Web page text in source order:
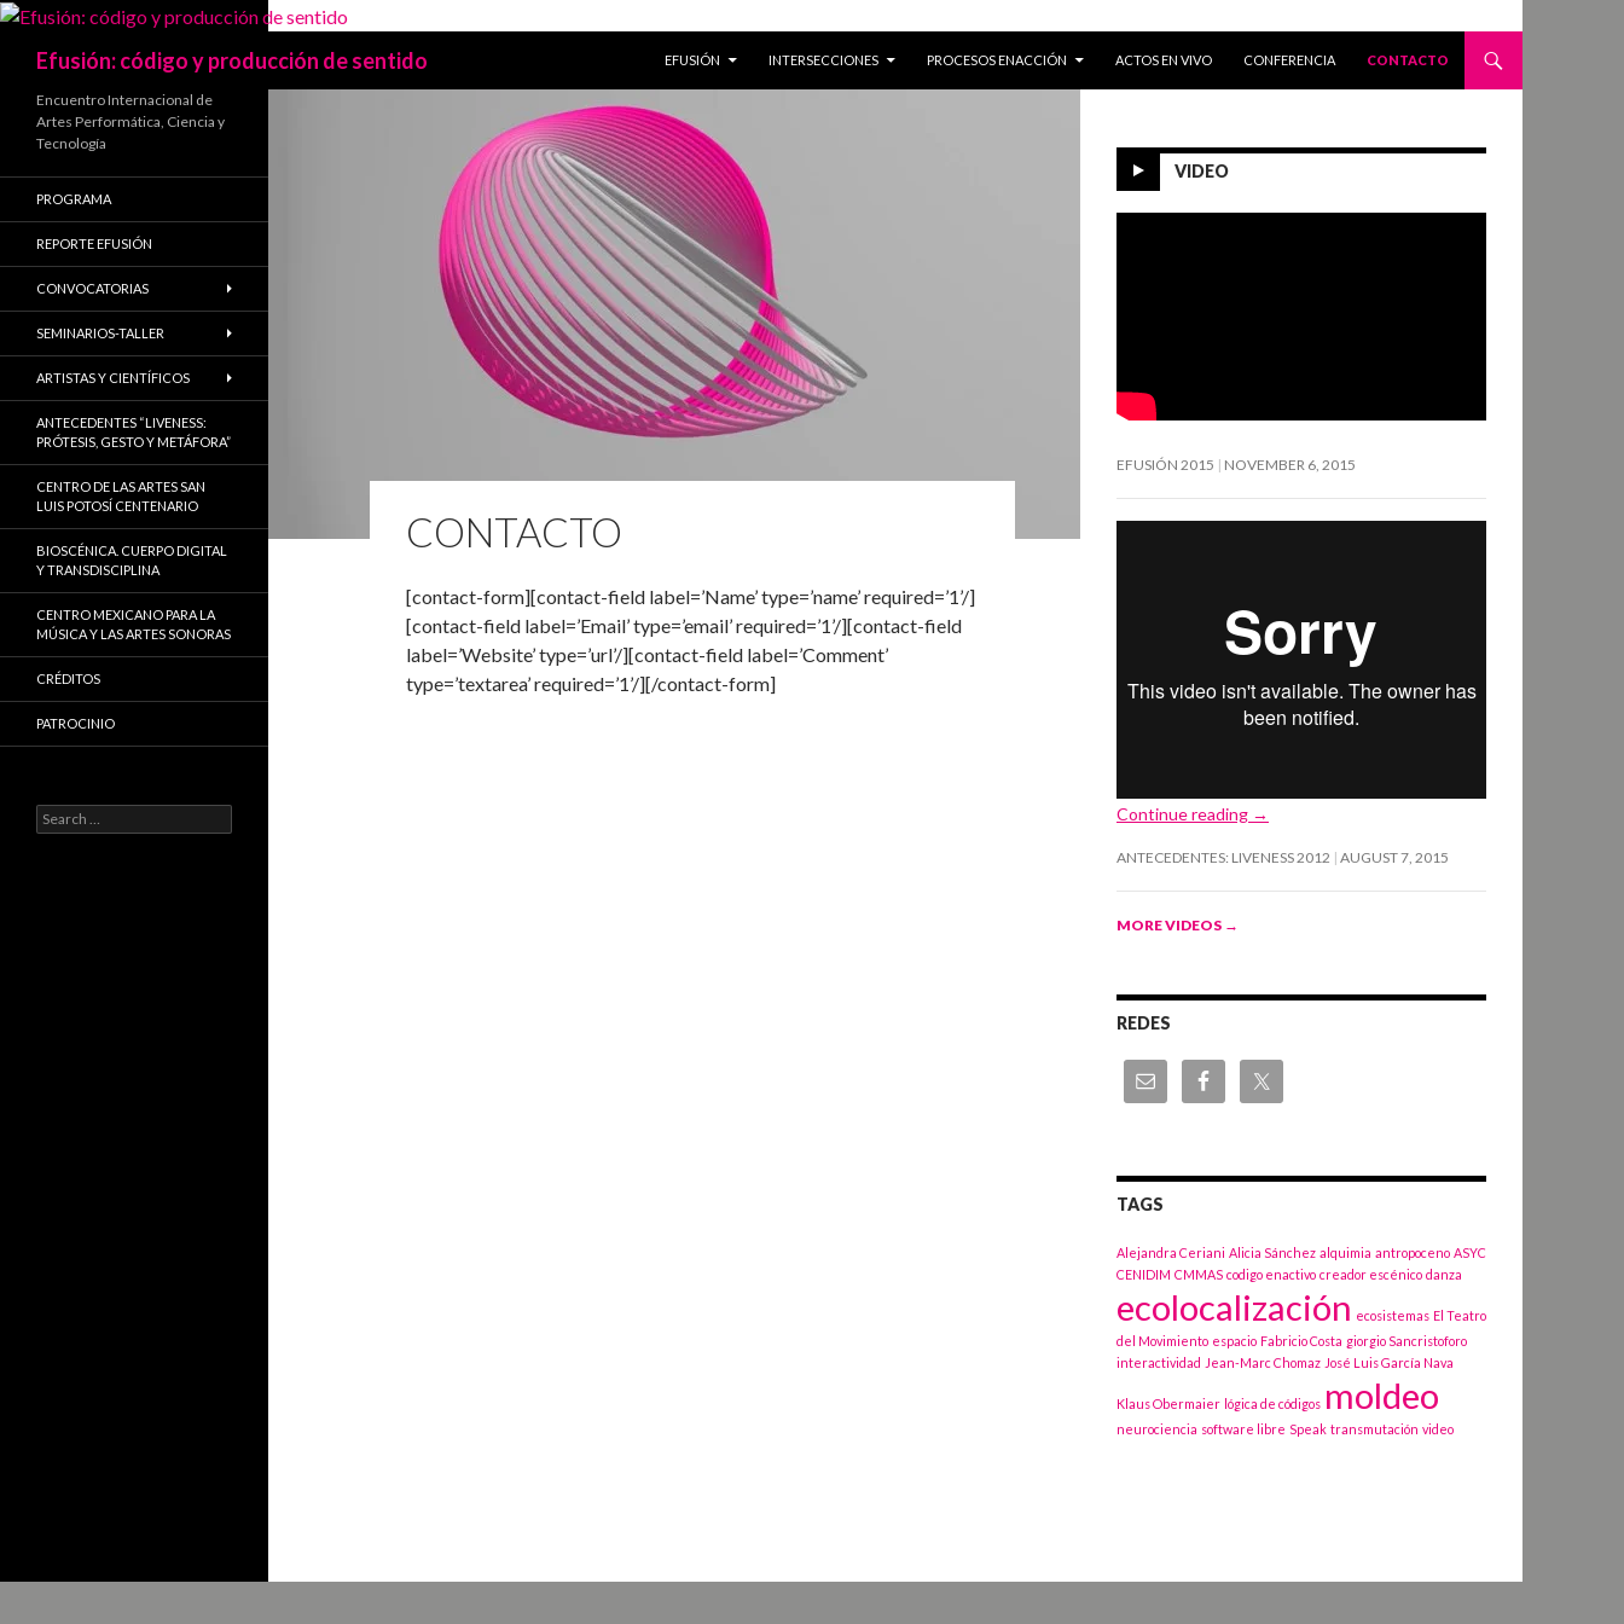
Efusión: código y producción de sentido
EFUSIÓN
INTERSECCIONES PROCESOS ENACCIÓN ACTOS EN VIVO CONFERENCIA CONTACTO
CONTACTO
[contact-form][contact-field label=’Name’ type=’name’ required=’1’/]
[contact-field label=’Email’ type=’email’ required=’1’/][contact-field
label=’Website’ type=’url’/][contact-field label=’Comment’
type=’textarea’ required=’1’/][/contact-form]
VIDEO
EFUSIÓN 2015 NOVEMBER 6, 2015
Continue reading →
ANTECEDENTES: LIVENESS 2012 AUGUST 7, 2015
MORE VIDEOS →
REDES
TAGS
Alejandra Ceriani Alicia Sánchez alquimia antropoceno ASYC
CENIDIM CMMAS codigo enactivo creador escénico danza
ecolocalización ecosistemas El Teatro
del Movimiento espacio Fabricio Costa giorgio Sancristoforo
interactividad Jean-Marc Chomaz José Luis García Nava
Klaus Obermaier lógica de códigos moldeo
neurociencia software libre Speak transmutación video
Encuentro Internacional de
Artes Performática, Ciencia y
Tecnología
PROGRAMA
REPORTE EFUSIÓN
CONVOCATORIAS
SEMINARIOS-TALLER
ARTISTAS Y CIENTÍFICOS
ANTECEDENTES “LIVENESS:
PRÓTESIS, GESTO Y METÁFORA”
CENTRO DE LAS ARTES SAN
LUIS POTOSÍ CENTENARIO
BIOSCÉNICA. CUERPO DIGITAL
Y TRANSDISCIPLINA
CENTRO MEXICANO PARA LA
MÚSICA Y LAS ARTES SONORAS
CRÉDITOS
PATROCINIO
Search
for: